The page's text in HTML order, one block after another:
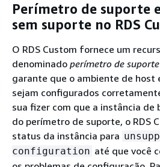
Perímetro de suporte
sem suporte no RDS
O RDS Custom fornece um
denominado perímetro de suporte
garante que o ambiente de host
sejam configurados
sua fizer com que a instância de
do perímetro de suporte, o RDS
status da instância para
configuration até que você